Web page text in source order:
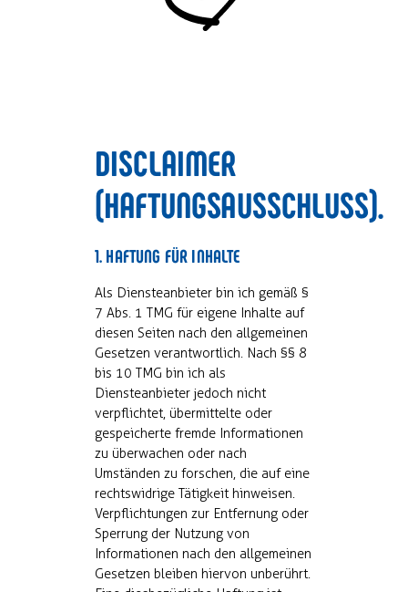
DISCLAIMER
(HAFTUNGSAUSSCHLUSS).
1. HAFTUNG FÜR INHALTE
Als Diensteanbieter bin ich gemäß §
7 Abs. 1 TMG für eigene Inhalte auf
diesen Seiten nach den allgemeinen
Gesetzen verantwortlich. Nach §§ 8
bis 10 TMG bin ich als
Diensteanbieter jedoch nicht
verpflichtet, übermittelte oder
gespeicherte fremde Informationen
zu überwachen oder nach
Umständen zu forschen, die auf eine
rechtswidrige Tätigkeit hinweisen.
Verpflichtungen zur Entfernung oder
Sperrung der Nutzung von
Informationen nach den allgemeinen
Gesetzen bleiben hiervon unberührt.